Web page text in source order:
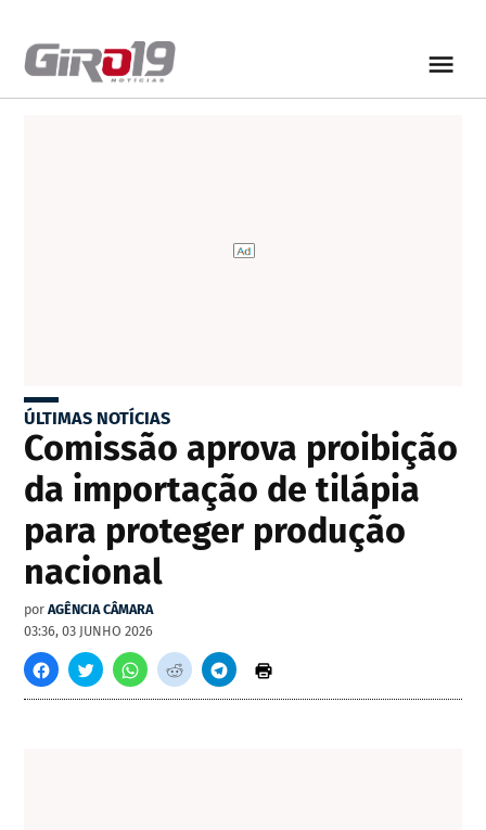
ÚLTIMAS NOTÍCIAS
Comissão aprova proibição
da importação de tilápia
para proteger produção
nacional
por AGÊNCIA CÂMARA
03:36, 03 JUNHO 2026